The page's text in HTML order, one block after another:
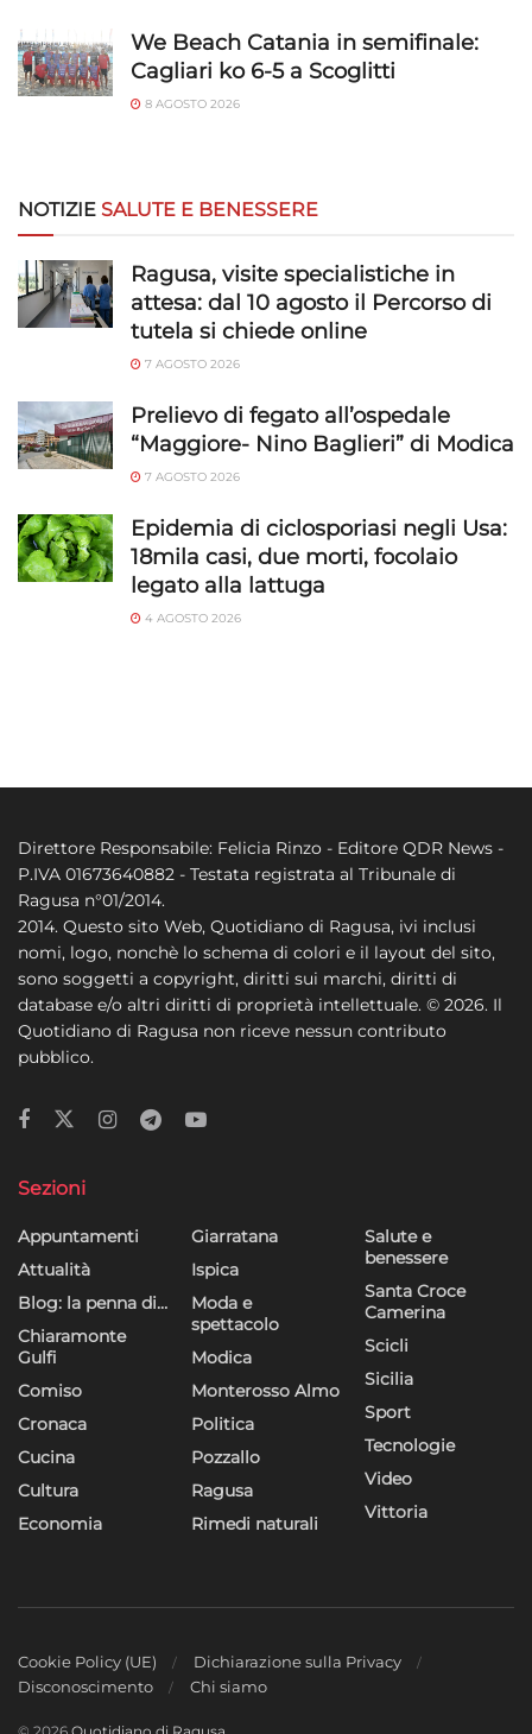
We Beach Catania in semifinale:
Cagliari ko 6-5 a Scoglitti
8 AGOSTO 2026
NOTIZIE SALUTE E BENESSERE
Ragusa, visite specialistiche in
attesa: dal 10 agosto il Percorso di
tutela si chiede online
7 AGOSTO 2026
Prelievo di fegato all’ospedale
“Maggiore- Nino Baglieri” di Modica
7 AGOSTO 2026
Epidemia di ciclosporiasi negli Usa:
18mila casi, due morti, focolaio
legato alla lattuga
4 AGOSTO 2026
Direttore Responsabile: Felicia Rinzo - Editore QDR News -
P.IVA 01673640882 - Testata registrata al Tribunale di
Ragusa n°01/2014.
2014. Questo sito Web, Quotidiano di Ragusa, ivi inclusi
nomi, logo, nonchè lo schema di colori e il layout del sito,
sono soggetti a copyright, diritti sui marchi, diritti di
database e/o altri diritti di proprietà intellettuale. © 2026. Il
Quotidiano di Ragusa non riceve nessun contributo
pubblico.
Sezioni
Appuntamenti
Attualità
Blog: la penna di…
Chiaramonte
Gulfi
Comiso
Cronaca
Cucina
Cultura
Economia
Giarratana
Ispica
Moda e
spettacolo
Modica
Monterosso Almo
Politica
Pozzallo
Ragusa
Rimedi naturali
Salute e
benessere
Santa Croce
Camerina
Scicli
Sicilia
Sport
Tecnologie
Video
Vittoria
Cookie Policy (UE)
Dichiarazione sulla Privacy
Disconoscimento
Chi siamo